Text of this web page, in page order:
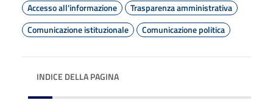
Accesso all'informazione
Trasparenza amministrativa
Comunicazione istituzionale
Comunicazione politica
INDICE DELLA PAGINA